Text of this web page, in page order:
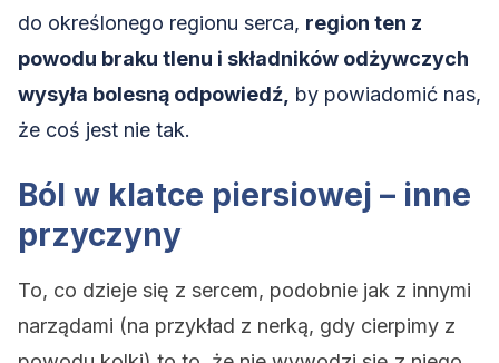
do określonego regionu serca, region ten z
powodu braku tlenu i składników odżywczych
wysyła bolesną odpowiedź, by powiadomić nas,
że coś jest nie tak.
Ból w klatce piersiowej – inne
przyczyny
To, co dzieje się z sercem, podobnie jak z innymi
narządami (na przykład z nerką, gdy cierpimy z